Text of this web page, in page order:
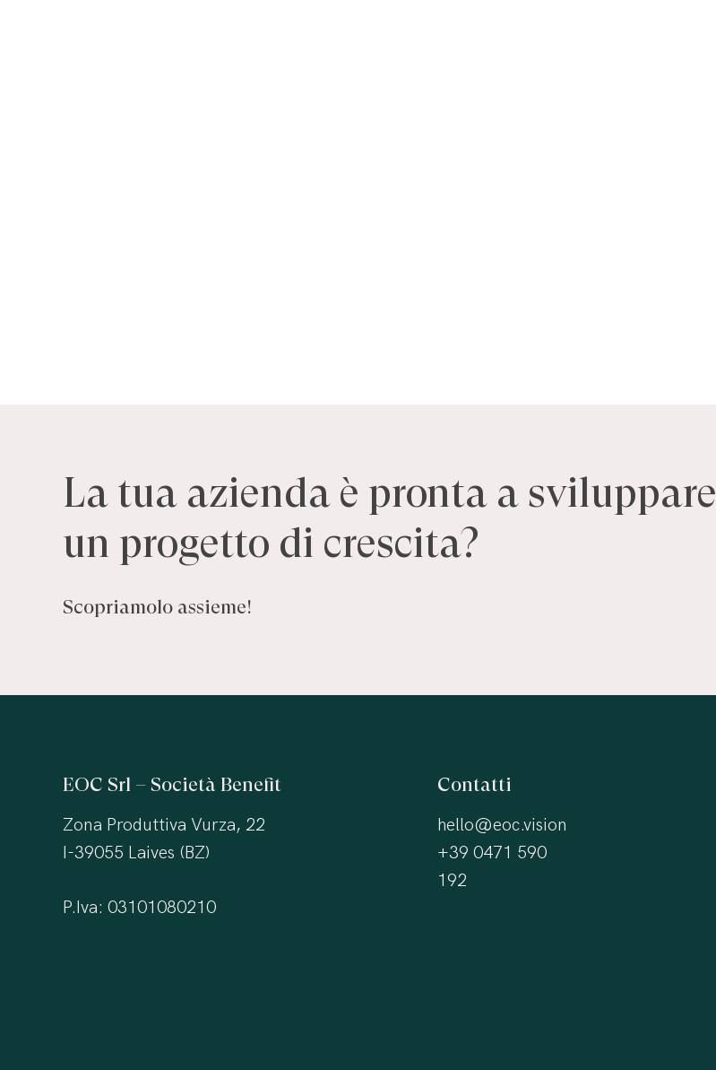
La tua azienda è pronta a sviluppare
un progetto di crescita?
Scopriamolo assieme!
EOC Srl – Società Benefit
Zona Produttiva Vurza, 22
I-39055 Laives (BZ)
P.Iva: 03101080210
Contatti
hello@eoc.vision
+39 0471 590
192